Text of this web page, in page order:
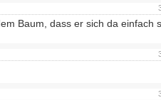
Baum, dass er sich da einfach